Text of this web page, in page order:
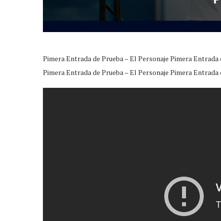
Pimera Entrada de Prueba – El Personaje Pimera
Pimera Entrada de Prueba – El Personaje Pimera Entrada